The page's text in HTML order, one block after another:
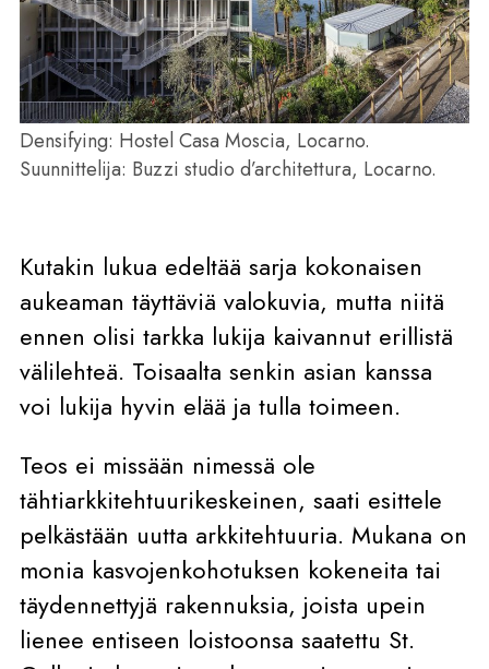
Densifying: Hostel Casa Moscia, Locarno.
Suunnittelija: Buzzi studio d’architettura, Locarno.
Kutakin lukua edeltää sarja kokonaisen
aukeaman täyttäviä valokuvia, mutta niitä
ennen olisi tarkka lukija kaivannut erillistä
välilehteä. Toisaalta senkin asian kanssa
voi lukija hyvin elää ja tulla toimeen.
Teos ei missään nimessä ole
tähtiarkkitehtuurikeskeinen, saati esittele
pelkästään uutta arkkitehtuuria. Mukana on
monia kasvojenkohotuksen kokeneita tai
täydennettyjä rakennuksia, joista upein
lienee entiseen loistoonsa saatettu St.